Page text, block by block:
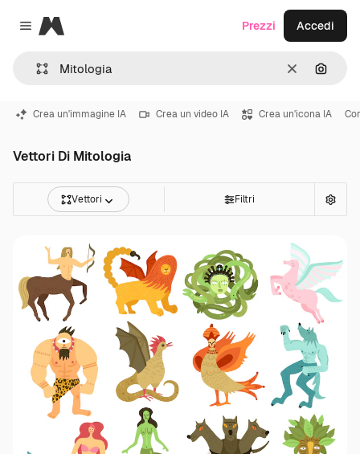
Close menu
Magnific
CancellaCerca
Prezzi Accedi
Crea un'immagine IA Crea un video IA Crea un'icona IA
Vettori Di Mitologia
Vettori Filtri